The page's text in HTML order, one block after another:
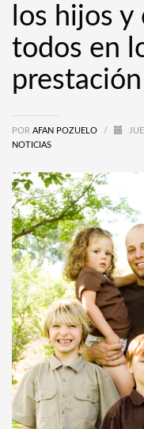
los hijos
todos en
POR AFAN POZUELO /
NOTICIAS